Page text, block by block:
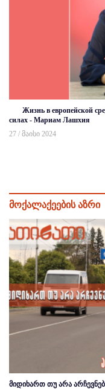
Жизнь в европейской
силах - Мариам Лашхия
27 / მაისი 2024
მოქალაქეების აზრი
მიდიხართ თუ არა